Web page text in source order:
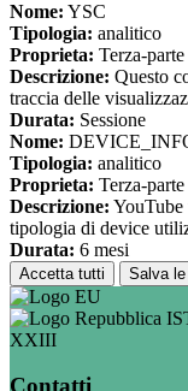
Nome: YSC
Tipologia: analitico
Proprieta: Terza-parte
Descrizione: Questo
traccia delle
Durata: Sessione
Nome:
Tipologia: analitico
Proprieta: Terza-parte
Descrizione: YouTube
tipologia di device
Durata: 6 mesi
Accetta tutti Salva
XXIII
Contatti